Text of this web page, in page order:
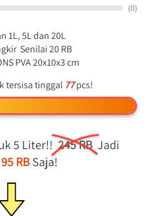
(0)
1L, 5L dan 20L
Senilai 20 RB
PVA 20x10x3 cm
tersisa tinggal 77pcs!
5 Liter!! 245 RB
  Jadi
95 RB Saja!